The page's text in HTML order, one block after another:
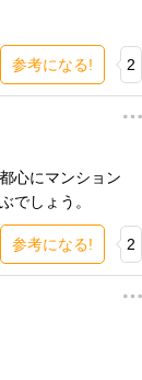
参考になる! 2
心にマンション
でしょう。
参考になる! 2